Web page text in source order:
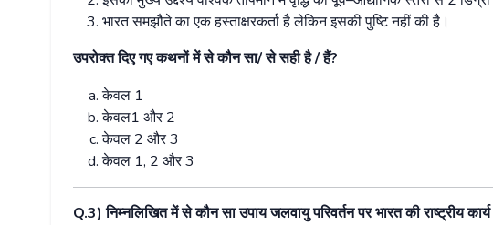
भारतसमझौतेकाएकहस्ताक्षरकर्ताहैलेकिनइसकीपुष्टिनहींकीहै।
उपरोक्तदिएगएकथनोंमेंसेकौनसा/सेसहीहै/हैं?
केवल 1
केवल1 और2
केवल 2 और3
केवल 1, 2 और3
Q.3)निम्नलिखितमेंसेकौनसाउपायजलवायुपरिवर्तनपरभारतकीराष्ट्रीयकार्य